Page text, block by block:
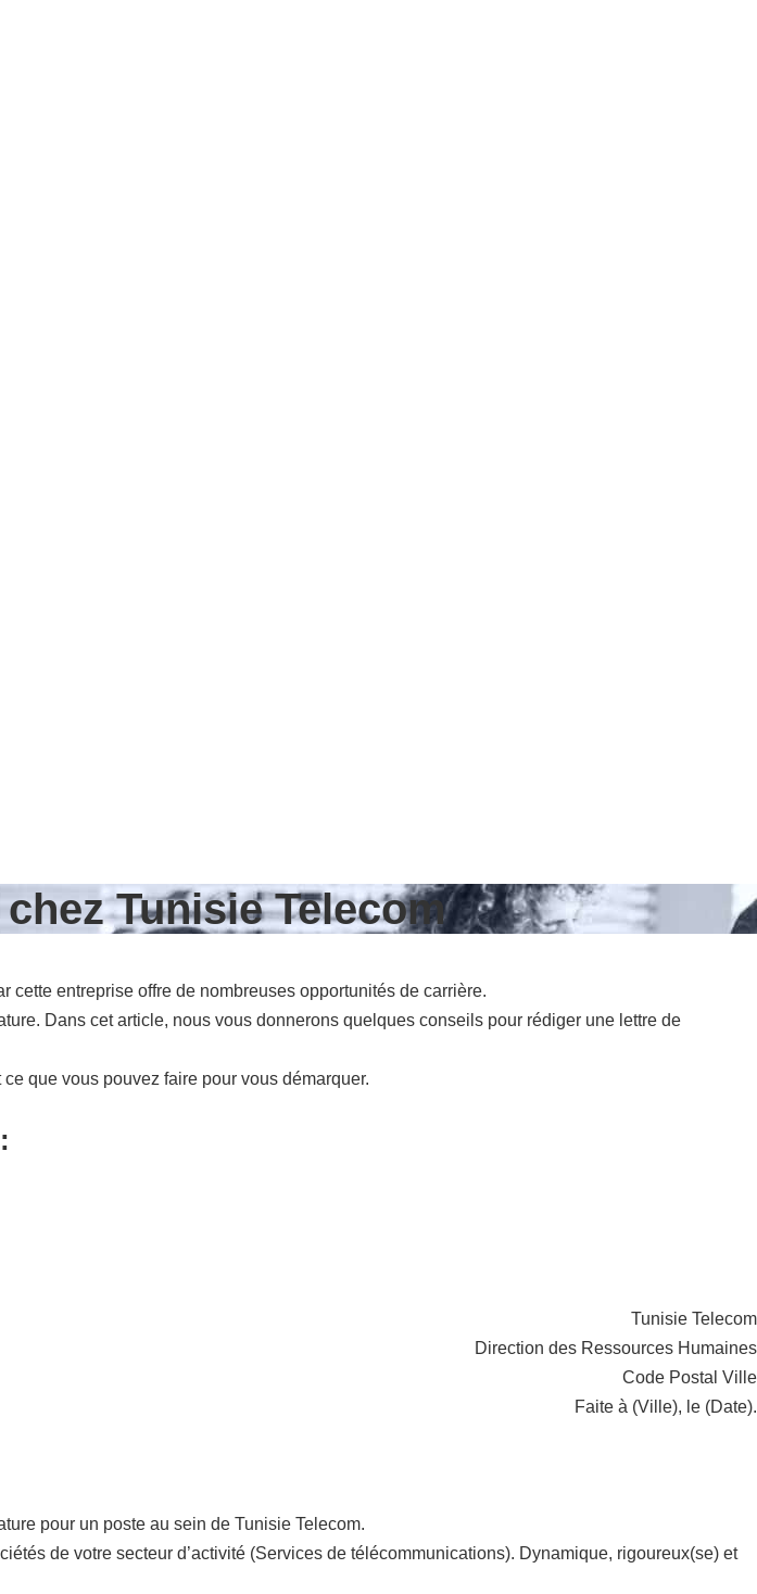
Tunisie Telecom
entreprise offre de nombreuses opportunités de carrière.
Dans cet article, nous vous donnerons quelques conseils pour rédiger une lettre de
que vous pouvez faire pour vous démarquer.
Tunisie Telecom
Direction des Ressources Humaines
Code Postal Ville
Faite à (Ville), le (Date).
pour un poste au sein de Tunisie Telecom.
de votre secteur d’activité (Services de télécommunications). Dynamique, rigoureux(se) et